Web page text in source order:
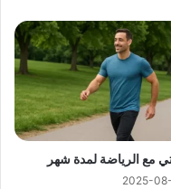
مع الرياضة لمدة شهر
2025-